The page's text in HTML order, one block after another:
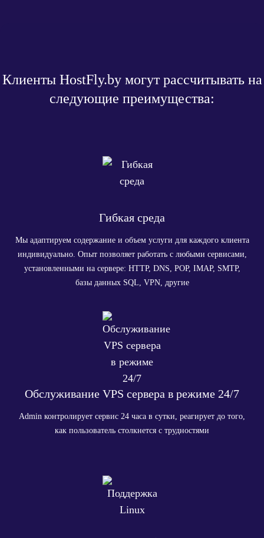
Клиенты HostFly.by могут рассчитывать на
следующие преимущества:
Гибкая среда
Мы адаптируем содержание и объем услуги для каждого клиента
индивидуально. Опыт позволяет работать с любыми сервисами,
установленными на сервере: HTTP, DNS, POP, IMAP, SMTP,
базы данных SQL, VPN, другие
Обслуживание VPS сервера в режиме 24/7
Admin контролирует сервис 24 часа в сутки, реагирует до того,
как пользователь столкнется с трудностями